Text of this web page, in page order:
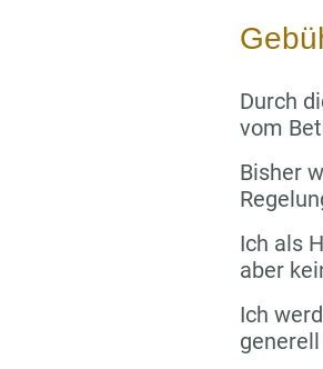
Durch
vom
Bisher
Ich als
aber
Ich